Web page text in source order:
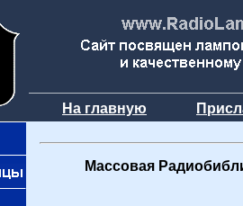
На главную
Массовая